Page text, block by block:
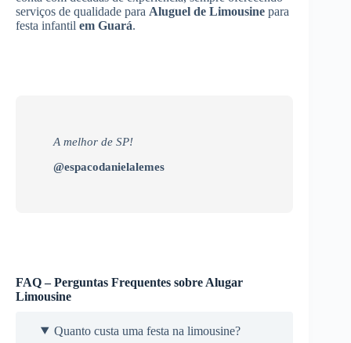
serviços de qualidade para Aluguel de Limousine para
festa infantil em Guará.
A melhor de SP!
@espacodanielalemes
FAQ – Perguntas Frequentes sobre Alugar
Limousine
Quanto custa uma festa na limousine?